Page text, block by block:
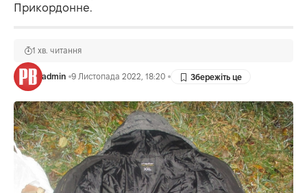
Прикордонне.
admin 9 Листопада 2022, 18:20
1 хв. читання